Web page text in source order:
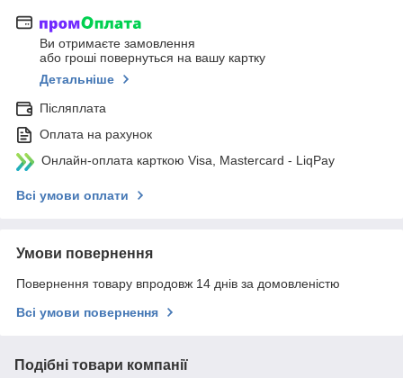
Ви отримаєте замовлення
або гроші повернуться на вашу картку
Детальніше
Післяплата
Оплата на рахунок
Онлайн-оплата карткою Visa, Mastercard - LiqPay
Всі умови оплати
Умови повернення
Повернення товару впродовж 14 днів за домовленістю
Всі умови повернення
Подібні товари компанії